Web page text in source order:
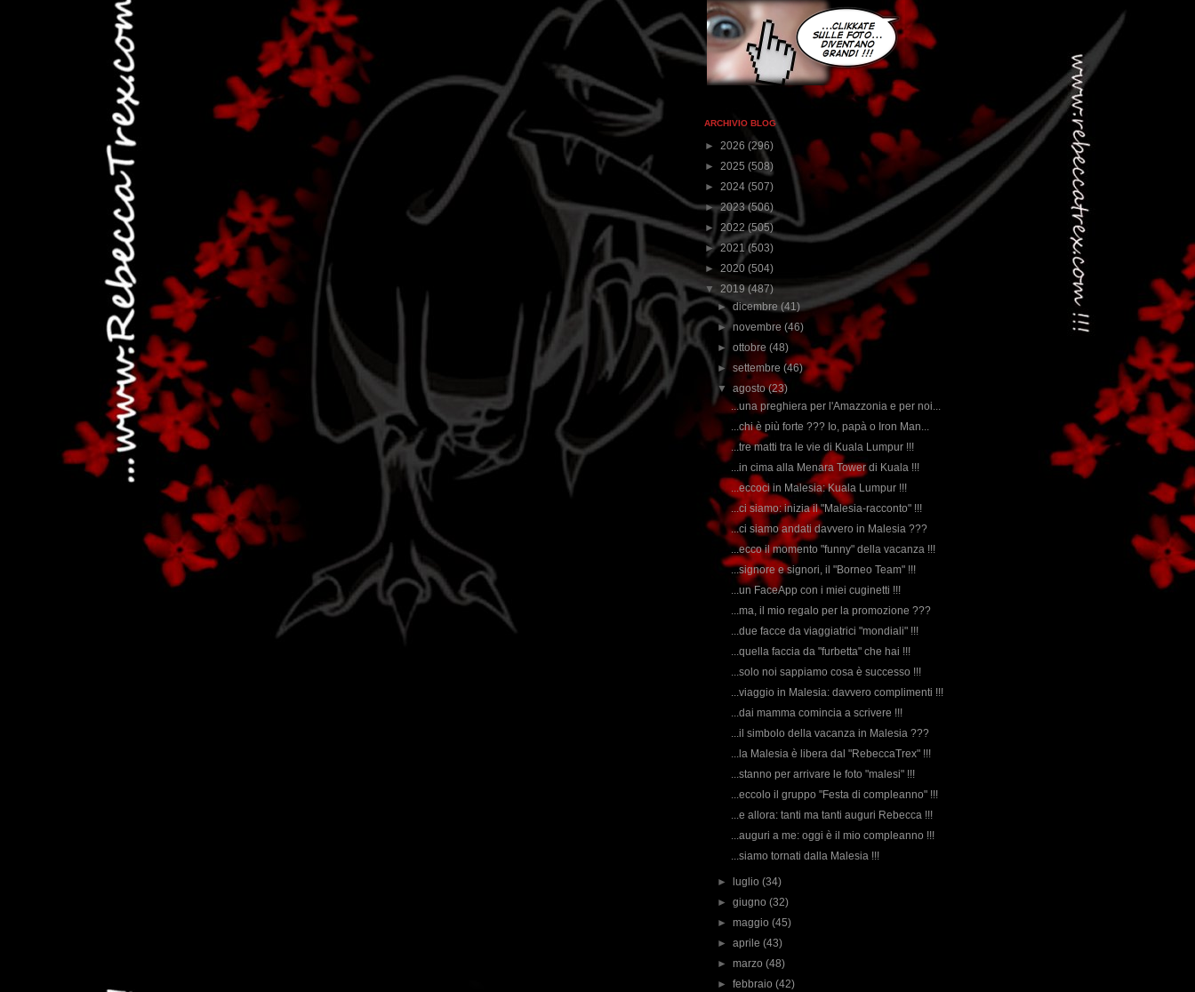
ARCHIVIO BLOG
► 2026 (296)
► 2025 (508)
► 2024 (507)
►2023(506)
► 2022(505)
►2021(503)
► 2020 (504)
▼ 2019(487)
►dicembre(41)
►novembre(46)
►ottobre(48)
►settembre(46)
▼agosto(23)
...una preghiera per l'Amazzonia e per noi...
...chi è più forte ??? Io, papà o Iron Man...
...tre matti tra le vie di Kuala Lumpur !!!
...in cima alla Menara Tower di Kuala !!!
...eccoci in Malesia: Kuala Lumpur !!!
...ci siamo: inizia il "Malesia-racconto" !!!
...ci siamo andati davvero in Malesia ???
...ecco il momento "funny" della vacanza !!!
...signore e signori, il "Borneo Team" !!!
...un FaceApp con i miei cuginetti !!!
...ma, il mio regalo per la promozione ???
...due facce da viaggiatrici "mondiali" !!!
...quella faccia da "furbetta" che hai !!!
...solo noi sappiamo cosa è successo !!!
...viaggio in Malesia: davvero complimenti !!!
...dai mamma comincia a scrivere !!!
...il simbolo della vacanza in Malesia ???
...la Malesia è libera dal "RebeccaTrex" !!!
...stanno per arrivare le foto "malesi" !!!
...eccolo il gruppo "Festa di compleanno" !!!
...e allora: tanti ma tanti auguri Rebecca !!!
...auguri a me: oggi è il mio compleanno !!!
...siamo tornati dalla Malesia !!!
► luglio(34)
►giugno(32)
►maggio(45)
►aprile(43)
►marzo(48)
►febbraio(42)